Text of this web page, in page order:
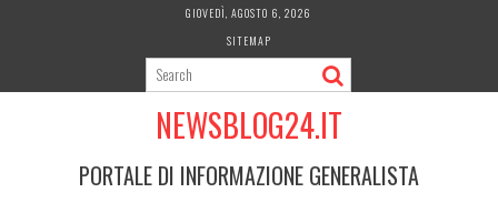
GIOVEDÌ, AGOSTO 6, 2026
SITEMAP
NEWSBLOG24.IT
PORTALE DI INFORMAZIONE GENERALISTA